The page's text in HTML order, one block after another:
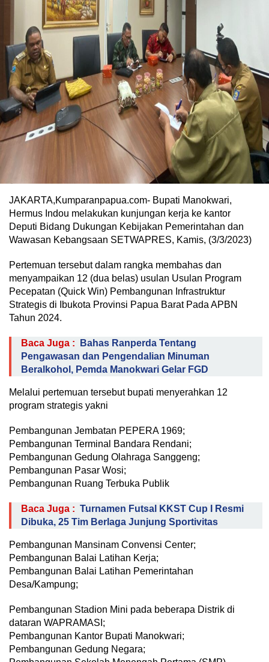
JAKARTA,Kumparanpapua.com- Bupati Manokwari,
Hermus Indou melakukan kunjungan kerja ke kantor
Deputi Bidang Dukungan Kebijakan Pemerintahan dan
Wawasan Kebangsaan SETWAPRES, Kamis, (3/3/2023)
Pertemuan tersebut dalam rangka membahas dan
menyampaikan 12 (dua belas) usulan Usulan Program
Pecepatan (Quick Win) Pembangunan Infrastruktur
Strategis di Ibukota Provinsi Papua Barat Pada APBN
Tahun 2024.
Baca Juga :
Bahas Ranperda Tentang
Pengawasan dan Pengendalian Minuman
Beralkohol, Pemda Manokwari Gelar FGD
Melalui pertemuan tersebut bupati menyerahkan 12
program strategis yakni
Pembangunan Jembatan PEPERA 1969;
Pembangunan Terminal Bandara Rendani;
Pembangunan Gedung Olahraga Sanggeng;
Pembangunan Pasar Wosi;
Pembangunan Ruang Terbuka Publik
Baca Juga : Turnamen Futsal KKST Cup I Resmi
Dibuka, 25 Tim Berlaga Junjung Sportivitas
Pembangunan Mansinam Convensi Center;
Pembangunan Balai Latihan Kerja;
Pembangunan Balai Latihan Pemerintahan
Desa/Kampung;
Pembangunan Stadion Mini pada beberapa Distrik di
dataran WAPRAMASI;
Pembangunan Kantor Bupati Manokwari;
Pembangunan Gedung Negara;